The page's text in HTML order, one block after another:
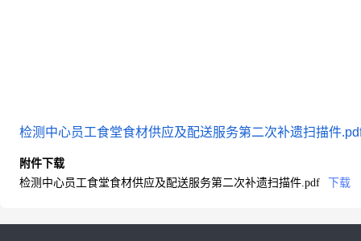
检测中心员工食堂食材供应及配送服务第二次补遗扫描件
附件下载
检测中心员工食堂食材供应及配送服务第二次补遗扫描件.pdf
下载